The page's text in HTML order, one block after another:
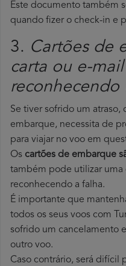
Este documento também
quando fizer o check-in e
3. Cartões de
carta ou e-
reconhecendo
Se tiver sofrido um atraso,
embarque, necessita de
para viajar no voo em
Os cartões de embarque
também pode utilizar uma
reconhecendo a falha.
É importante que
todos os seus voos com
sofrido um cancelamento
outro voo.
Caso contrário, será difícil